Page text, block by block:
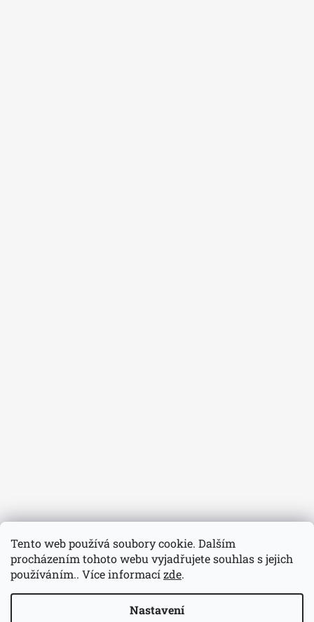
Tento web používá soubory cookie. Dalším
procházením tohoto webu vyjadřujete souhlas s jejich
používáním.. Více informacízde.
Nastavení